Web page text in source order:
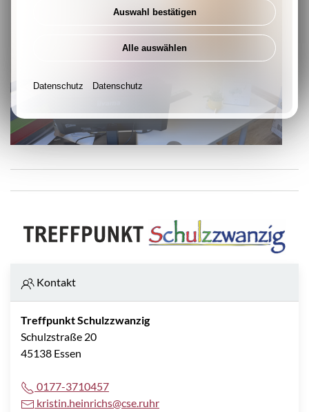
Kontakt
Treffpunkt Schulzzwanzig
Schulzstraße 20
45138 Essen
0177-3710457
kristin.heinrichs@cse.ruhr
Auswahl bestätigen
Alle auswählen
Datenschutz Datenschutz